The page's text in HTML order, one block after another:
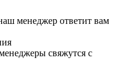
менеджер ответит вам
свяжутся с